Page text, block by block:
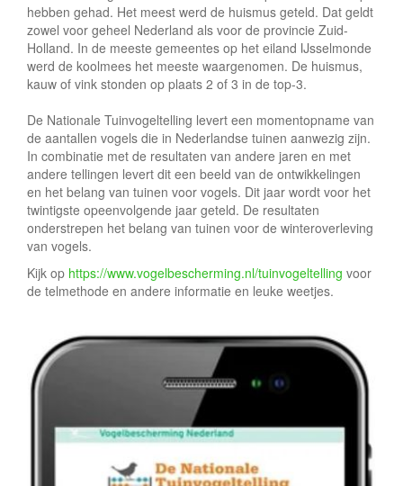
hebben gehad. Het meest werd de huismus geteld. Dat geldt
zowel voor geheel Nederland als voor de provincie Zuid-
Holland. In de meeste gemeentes op het eiland IJsselmonde
werd de koolmees het meeste waargenomen. De huismus,
kauw of vink stonden op plaats 2 of 3 in de top-3.
De Nationale Tuinvogeltelling levert een momentopname van
de aantallen vogels die in Nederlandse tuinen aanwezig zijn.
In combinatie met de resultaten van andere jaren en met
andere tellingen levert dit een beeld van de ontwikkelingen
en het belang van tuinen voor vogels. Dit jaar wordt voor het
twintigste opeenvolgende jaar geteld. De resultaten
onderstrepen het belang van tuinen voor de winteroverleving
van vogels.
Kijk op https://www.vogelbescherming.nl/tuinvogeltelling voor
de telmethode en andere informatie en leuke weetjes.